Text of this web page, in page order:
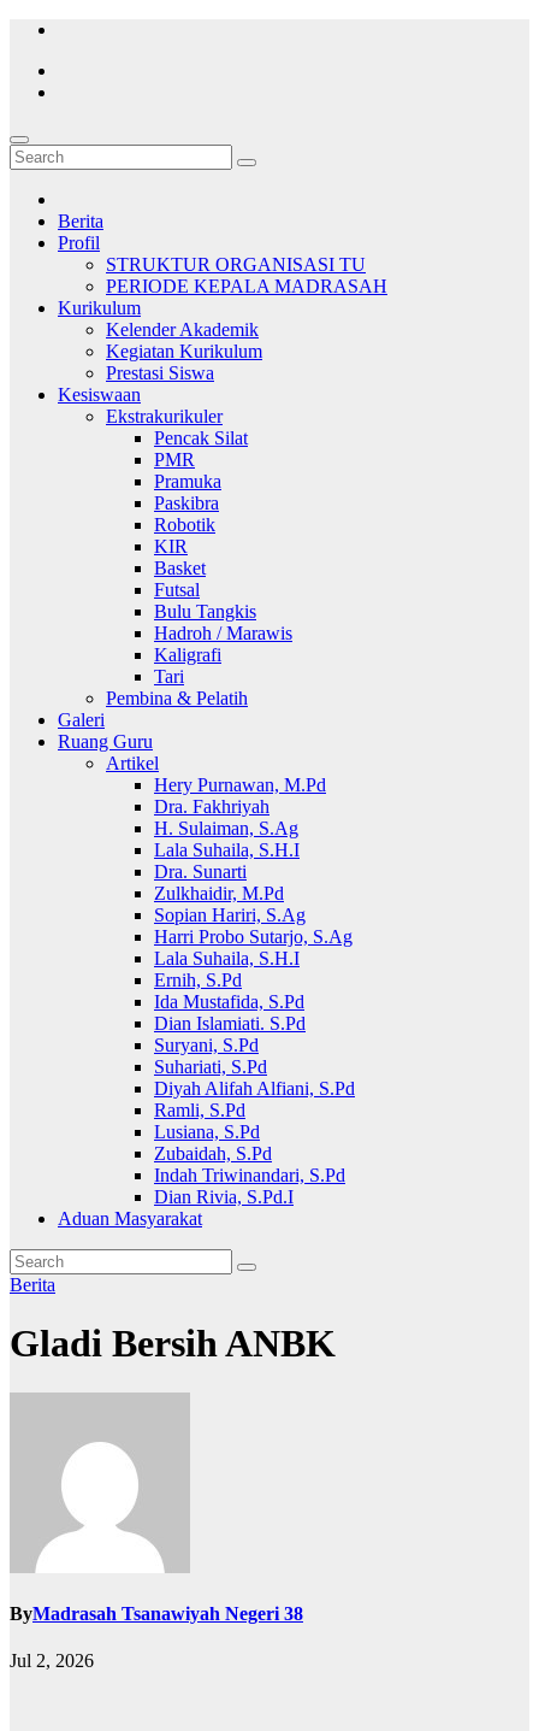
Skip
content
Berita
Profil
STRUKTUR ORGANISASI TU
PERIODE KEPALA MADRASAH
Kurikulum
Kelender Akademik
Kegiatan Kurikulum
Prestasi Siswa
Kesiswaan
Ekstrakurikuler
Pencak Silat
PMR
Pramuka
Paskibra
Robotik
KIR
Basket
Futsal
Bulu Tangkis
Hadroh / Marawis
Kaligrafi
Tari
Pembina & Pelatih
Galeri
Ruang Guru
Artikel
Hery Purnawan, M.Pd
Dra. Fakhriyah
H. Sulaiman, S.Ag
Lala Suhaila, S.H.I
Dra. Sunarti
Zulkhaidir, M.Pd
Sopian Hariri, S.Ag
Harri Probo Sutarjo, S.Ag
Lala Suhaila, S.H.I
Ernih, S.Pd
Ida Mustafida, S.Pd
Dian Islamiati. S.Pd
Suryani, S.Pd
Suhariati, S.Pd
Diyah Alifah Alfiani, S.Pd
Ramli, S.Pd
Lusiana, S.Pd
Zubaidah, S.Pd
Indah Triwinandari, S.Pd
Dian Rivia, S.Pd.I
Aduan Masyarakat
Berita
Gladi Bersih ANBK
ByMadrasah Tsanawiyah Negeri 38
Jul 2, 2026